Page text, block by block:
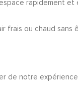
rapidement et
frais ou chaud sans
de notre